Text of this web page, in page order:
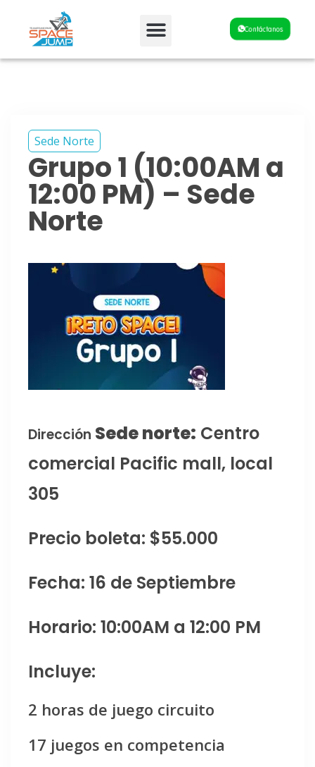
Contáctanos
Sede Norte
Grupo 1 (10:00AM a
12:00 PM) – Sede
Norte
Dirección Sede norte: Centro
comercial Pacific mall, local
305
Precio boleta: $55.000
Fecha: 16 de Septiembre
Horario: 10:00AM a 12:00 PM
Incluye:
2 horas de juego circuito
17 juegos en competencia